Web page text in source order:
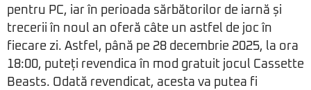
pentru PC, iar în perioada sărbătorilor de iarnă și
trecerii în noul an oferă câte un astfel de joc în
fiecare zi. Astfel, până pe 28 decembrie 2025, la ora
18:00, puteți revendica în mod gratuit jocul Cassette
Beasts. Odată revendicat, acesta va putea fi